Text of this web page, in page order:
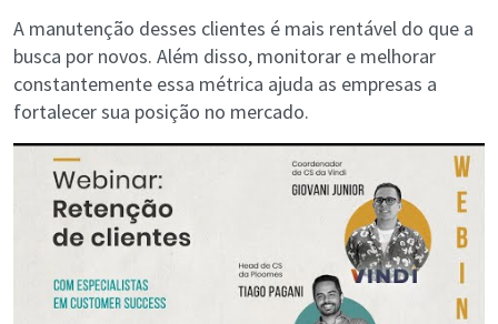
A manutenção desses clientes é mais rentável do que a
busca por novos. Além disso, monitorar e melhorar
constantemente essa métrica ajuda as empresas a
fortalecer sua posição no mercado.